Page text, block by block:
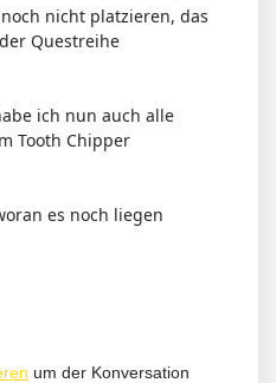
nicht platzieren, das
Questreihe
ich nun auch alle
Tooth Chipper
es noch liegen
um der Konversation